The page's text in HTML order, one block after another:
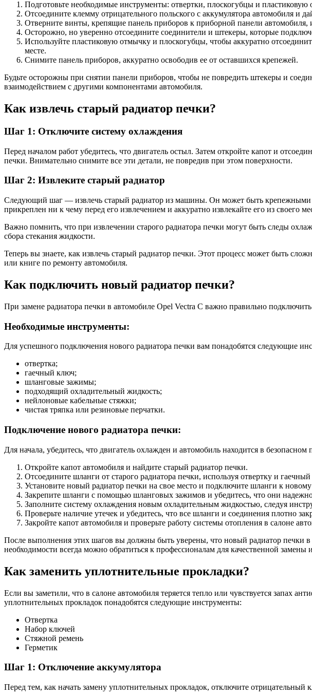
Подготовьте необходимые инструменты: отвертки, плоскогубцы и пластиковую
Отсоедините клемму отрицательного польского с аккумулятора автомобиля и
Отверните винты, крепящие панель приборов к приборной панели автомобиля,
Осторожно, но уверенно отсоедините соединители и штекеры, которые
Используйте пластиковую отмычку и плоскогубцы, чтобы аккуратно
месте.
Снимите панель приборов, аккуратно освободив ее от оставшихся крепежей.
Будьте осторожны при снятии панели приборов, чтобы не повредить штекеры и
взаимодействием с другими компонентами автомобиля.
Как извлечь старый радиатор печки?
Шаг 1: Отключите систему охлаждения
Перед началом работ убедитесь, что двигатель остыл. Затем откройте капот и
печки. Внимательно снимите все эти детали, не повредив при этом поверхности.
Шаг 2: Извлеките старый радиатор
Следующий шаг — извлечь старый радиатор из машины. Он может быть крепежными
прикреплен ни к чему перед его извлечением и аккуратно извлекайте его из своего
Важно помнить, что при извлечении старого радиатора печки могут быть следы
сбора стекания жидкости.
Теперь вы знаете, как извлечь старый радиатор печки. Этот процесс может быть
или книге по ремонту автомобиля.
Как подключить новый радиатор печки?
При замене радиатора печки в автомобиле Opel Vectra C важно правильно
Необходимые инструменты:
Для успешного подключения нового радиатора печки вам понадобятся следующие
отвертка;
гаечный ключ;
шланговые зажимы;
подходящий охладительный жидкость;
нейлоновые кабельные стяжки;
чистая тряпка или резиновые перчатки.
Подключение нового радиатора печки:
Для начала, убедитесь, что двигатель охлажден и автомобиль находится в
Откройте капот автомобиля и найдите старый радиатор печки.
Отсоедините шланги от старого радиатора печки, используя отвертку и
Установите новый радиатор печки на свое место и подключите шланги к новому
Закрепите шланги с помощью шланговых зажимов и убедитесь, что они
Заполните систему охлаждения новым охладительным жидкостью, следуя
Проверьте наличие утечек и убедитесь, что все шланги и соединения плотно
Закройте капот автомобиля и проверьте работу системы отопления в салоне
После выполнения этих шагов вы должны быть уверены, что новый радиатор печки
необходимости всегда можно обратиться к профессионалам для качественной
Как заменить уплотнительные прокладки?
Если вы заметили, что в салоне автомобиля теряется тепло или чувствуется
уплотнительных прокладок понадобятся следующие инструменты:
Отвертка
Набор ключей
Стяжной ремень
Герметик
Шаг 1: Отключение аккумулятора
Перед тем, как начать замену уплотнительных прокладок, отключите